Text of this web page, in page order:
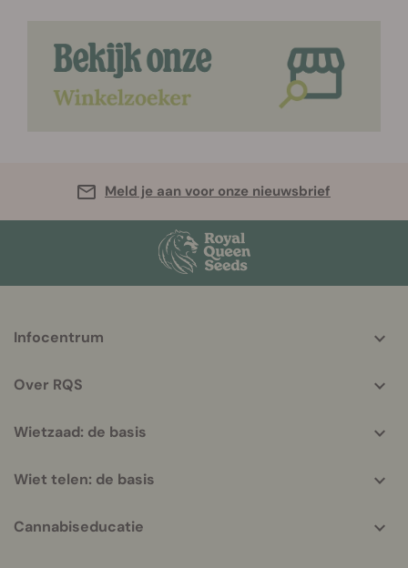
Meld je aan voor onze nieuwsbrief
helpful
Infocentrum
Over RQS
Wietzaad: de basis
Wiet telen: de basis
Cannabiseducatie